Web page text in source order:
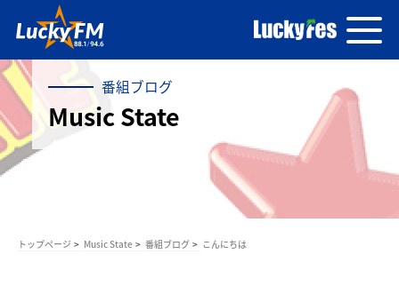
番組ブログ
Music State
トップページ Music State 番組ブログ こんにちは